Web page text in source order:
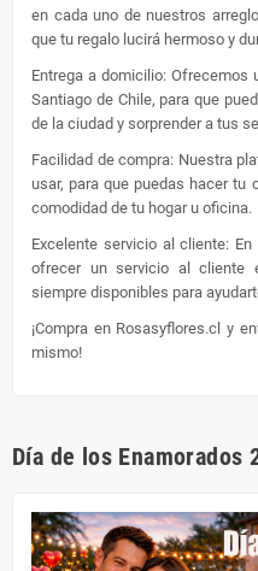
en cada uno de nuestros
que tu regalo lucirá hermoso y
Entrega a domicilio:
Santiago de Chile, para que
de la ciudad y sorprender a tus
Facilidad de compra: Nuestra
usar, para que puedas hacer tu
comodidad de tu hogar u oficina.
Excelente servicio al cliente:
ofrecer un servicio al cliente
siempre disponibles para
¡Compra en Rosasyflores.cl y
mismo!
Día de los Enamorados